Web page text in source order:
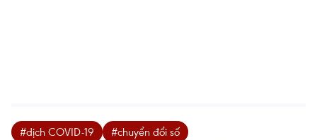
#dịch COVID-19
#chuyển đổi số